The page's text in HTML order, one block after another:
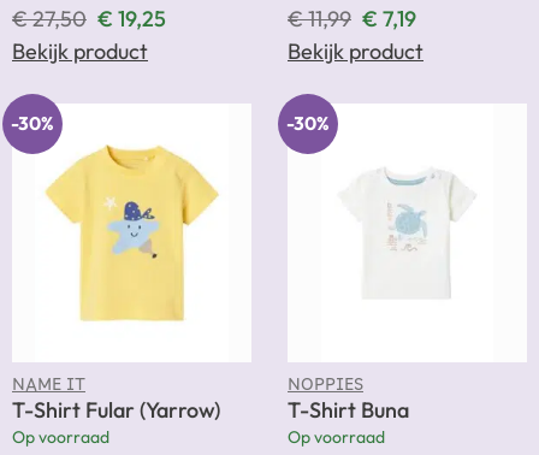
€27,50 € 19,25
Bekijk product
€11,99 € 7,19
Bekijk product
-30%
NAME IT
T-Shirt Fular (Yarrow)
Op voorraad
-30%
NOPPIES
T-Shirt Buna
Op voorraad